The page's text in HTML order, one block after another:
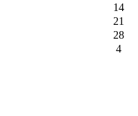
14
21
28
4